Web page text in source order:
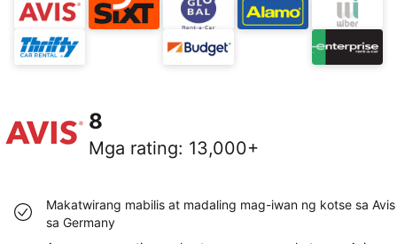
8
Mga rating: 13,000+
Makatwirang mabilis at madaling mag-iwan ng kotse sa Avis
sa Germany